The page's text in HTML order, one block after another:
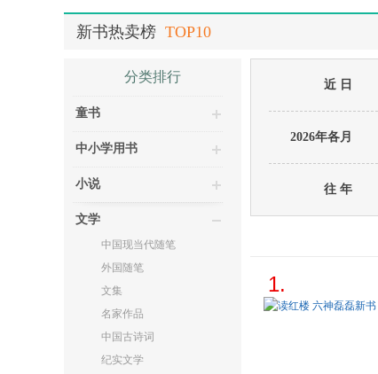
新书热卖榜 TOP10
分类排行
童书
中小学用书
小说
文学
中国现当代随笔
外国随笔
文集
名家作品
中国古诗词
纪实文学
近 日
2026年各月
往 年
1.